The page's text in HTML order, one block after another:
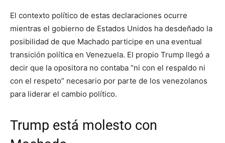
El contexto político de estas declaraciones ocurre
mientras el gobierno de Estados Unidos ha desdeñado la
posibilidad de que Machado participe en una eventual
transición política en Venezuela. El propio Trump llegó a
decir que la opositora no contaba “ni con el respaldo ni
con el respeto” necesario por parte de los venezolanos
para liderar el cambio político.
Trump está molesto con